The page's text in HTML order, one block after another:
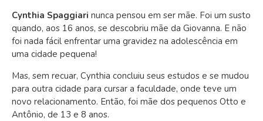
Cynthia Spaggiari nunca pensou em ser mãe. Foi um susto
quando, aos 16 anos, se descobriu mãe da Giovanna. E não
foi nada fácil enfrentar uma gravidez na adolescência em
uma cidade pequena!
Mas, sem recuar, Cynthia concluiu seus estudos e se mudou
para outra cidade para cursar a faculdade, onde teve um
novo relacionamento. Então, foi mãe dos pequenos Otto e
Antônio, de 13 e 8 anos.